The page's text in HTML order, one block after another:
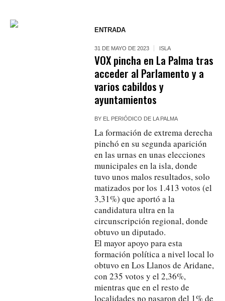
ENTRADA
31 DE MAYO DE 2023 ISLA
VOX pincha en La Palma tras
acceder al Parlamento y a
varios cabildos y
ayuntamientos
BY EL PERIÓDICO DE LA PALMA
La formación de extrema derecha
pinchó en su segunda aparición
en las urnas en unas elecciones
municipales en la isla, donde
tuvo unos malos resultados, solo
matizados por los 1.413 votos (el
3,31%) que aportó a la
candidatura ultra en la
circunscripción regional, donde
obtuvo un diputado.
El mayor apoyo para esta
formación política a nivel local lo
obtuvo en Los Llanos de Aridane,
con 235 votos y el 2,36%,
mientras que en el resto de
localidades no pasaron del 1% de